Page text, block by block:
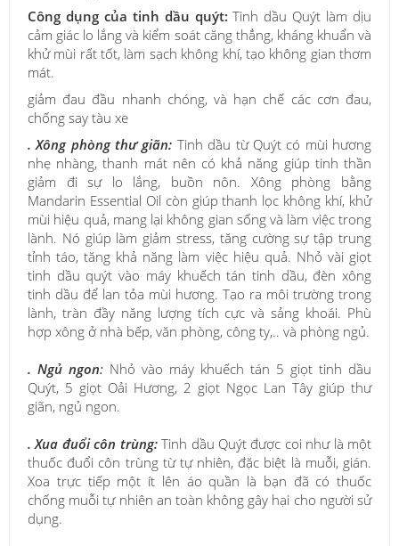
Công dụng của tinh dầu quýt:Tinh dầu Quýt làm dịu
cảm giác lo lắng và kiểm soát căng thẳng, kháng khuẩn và
khử mùi rất tốt, làm sạch không khí, tạo không gian thơm
mát.
giảm đau đầu nhanh chóng, và hạn chế các cơn đau,
chống say tàu xe
. Xông phòng thư giãn: Tinh dầu từ Quýt có mùi hương
nhẹ nhàng, thanh mát nên có khả năng giúp tinh thần
giảm đi sự lo lắng, buồn nôn. Xông phòng bằng
Mandarin Essential Oil còn giúp thanh lọc không khí, khử
mùi hiệu quả, mang lại không gian sống và làm việc trong
lành. Nó giúp làm giảm stress, tăng cường sự tập trung
tỉnh táo, tăng khả năng làm việc hiệu quả. Nhỏ vài giọt
tinh dầu quýt vào máy khuếch tán tinh dầu, đèn xông
tinh dầu để lan tỏa mùi hương. Tạo ra môi trường trong
lành, tràn đầy năng lượng tích cực và sảng khoái. Phù
hợp xông ở nhà bếp, văn phòng, công ty,.. và phòng ngủ.
. Ngủ ngon: Nhỏ vào máy khuếch tán 5 giọt tinh dầu
Quýt, 5 giọt Oải Hương, 2 giọt Ngọc Lan Tây giúp thư
giãn, ngủ ngon.
. Xua đuổi côn trùng:Tinh dầu Quýt được coi như là một
thuốc đuổi côn trùng từ tự nhiên, đặc biệt là muỗi, gián.
Xoa trực tiếp một ít lên áo quần là bạn đã có thuốc
chống muỗi tự nhiên an toàn không gây hại cho người sử
dụng.